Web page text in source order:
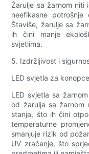
Žarulje sa žarnom niti
neefikasne
Štaviše, žarulje sa
ih čini manje
svjetlima.
5. Izdržljivost i
LED svjetla za
LED svjetla sa
od žarulja sa žarnom
stanja, što ih čini
temperaturne
smanjuje rizik od
UV zračenje, što